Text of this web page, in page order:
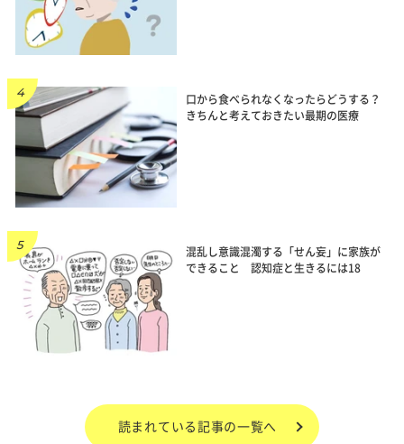
口から食べられなくなったらどうする？
きちんと考えておきたい最期の医療
混乱し意識混濁する「せん妄」に家族が
できること 認知症と生きるには18
読まれている記事の一覧へ